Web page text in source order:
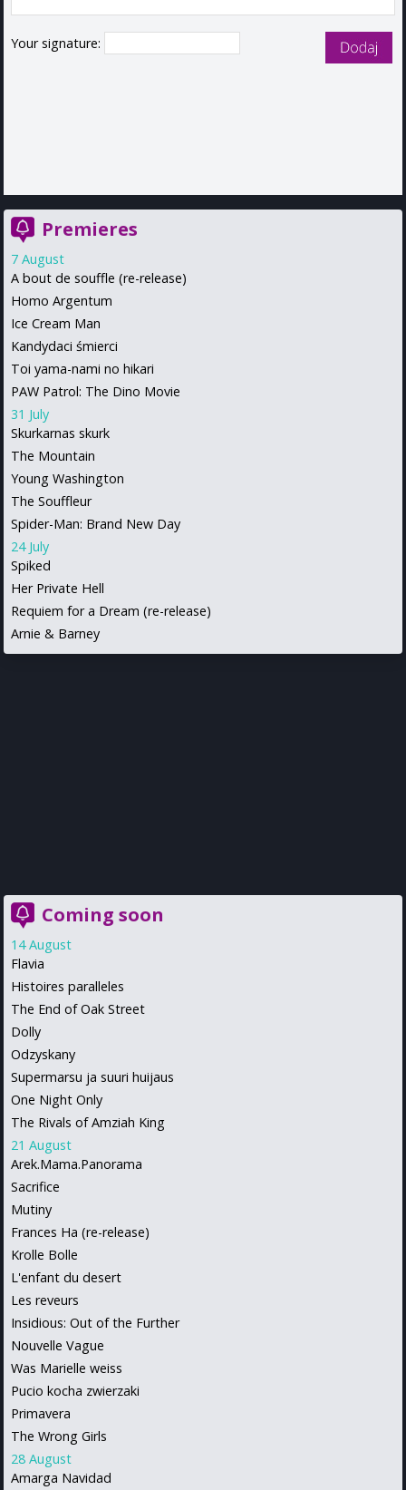
Your signature:
Premieres
7 August
A bout de souffle (re-release)
Homo Argentum
Ice Cream Man
Kandydaci śmierci
Toi yama-nami no hikari
PAW Patrol: The Dino Movie
31 July
Skurkarnas skurk
The Mountain
Young Washington
The Souffleur
Spider-Man: Brand New Day
24 July
Spiked
Her Private Hell
Requiem for a Dream (re-release)
Arnie & Barney
Coming soon
14 August
Flavia
Histoires paralleles
The End of Oak Street
Dolly
Odzyskany
Supermarsu ja suuri huijaus
One Night Only
The Rivals of Amziah King
21 August
Arek.Mama.Panorama
Sacrifice
Mutiny
Frances Ha (re-release)
Krolle Bolle
L'enfant du desert
Les reveurs
Insidious: Out of the Further
Nouvelle Vague
Was Marielle weiss
Pucio kocha zwierzaki
Primavera
The Wrong Girls
28 August
Amarga Navidad